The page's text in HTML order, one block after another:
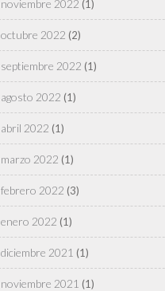
noviembre 2022 (1)
octubre 2022 (2)
septiembre 2022 (1)
agosto 2022 (1)
abril 2022 (1)
marzo 2022 (1)
febrero 2022 (3)
enero 2022 (1)
diciembre 2021 (1)
noviembre 2021 (1)